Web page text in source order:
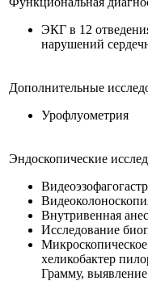
ЭКГ в 12
нарушений
Дополнительные
Урофлуометрия
Эндоскопические
Внутривенная
Исследование
хеликобактер
Грамму,